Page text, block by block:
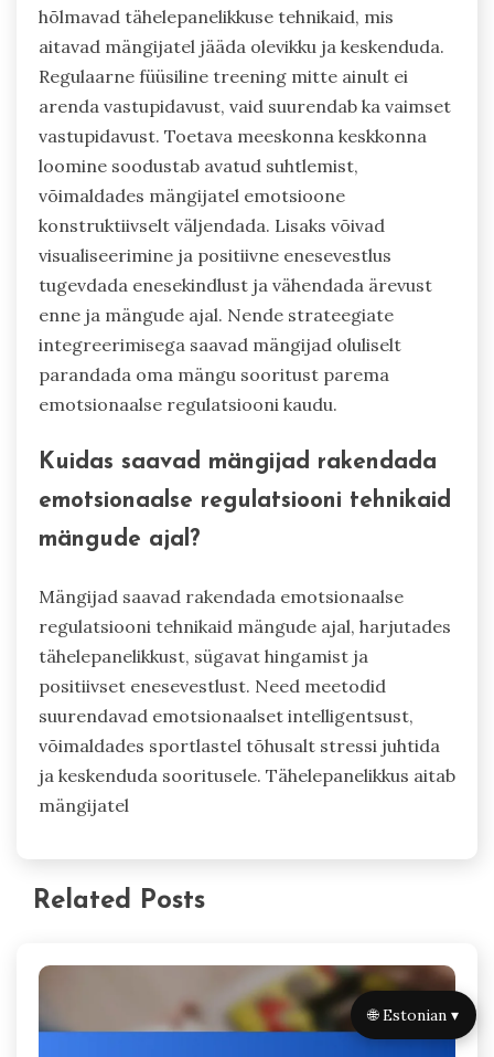
hõlmavad tähelepanelikkuse tehnikaid, mis
aitavad mängijatel jääda olevikku ja keskenduda.
Regulaarne füüsiline treening mitte ainult ei
arenda vastupidavust, vaid suurendab ka vaimset
vastupidavust. Toetava meeskonna keskkonna
loomine soodustab avatud suhtlemist,
võimaldades mängijatel emotsioone
konstruktiivselt väljendada. Lisaks võivad
visualiseerimine ja positiivne enesevestlus
tugevdada enesekindlust ja vähendada ärevust
enne ja mängude ajal. Nende strateegiate
integreerimisega saavad mängijad oluliselt
parandada oma mängu sooritust parema
emotsionaalse regulatsiooni kaudu.
Kuidas saavad mängijad rakendada
emotsionaalse regulatsiooni tehnikaid
mängude ajal?
Mängijad saavad rakendada emotsionaalse
regulatsiooni tehnikaid mängude ajal, harjutades
tähelepanelikkust, sügavat hingamist ja
positiivset enesevestlust. Need meetodid
suurendavad emotsionaalset intelligentsust,
võimaldades sportlastel tõhusalt stressi juhtida
ja keskenduda sooritusele. Tähelepanelikkus aitab
mängijatel
Related Posts
🌐 Estonian ▾